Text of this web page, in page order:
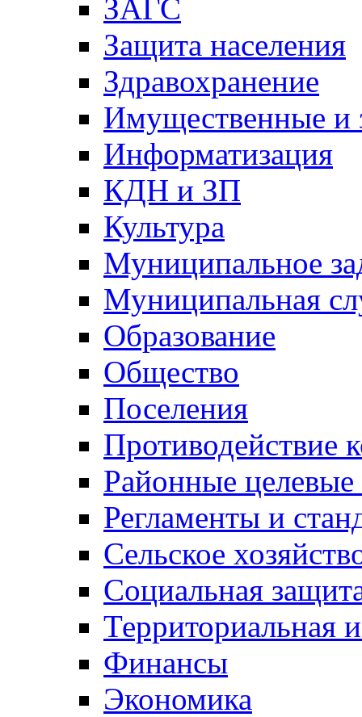
ЗАГС
Защита населения
Здравохранение
Имущественные и
Информатизация
КДН и ЗП
Культура
Муниципальное
Муниципальная
Образование
Общество
Поселения
Противодействие
Районные
Регламенты и
Сельское
Социальная
Территориальная
Финансы
Экономика